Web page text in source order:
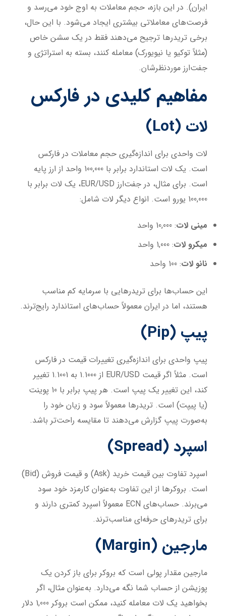
ایران). در این بازه، حجم معاملات به اوج خود می‌رسد و
فرصت‌های معاملاتی بیشتری ایجاد می‌شود. با این حال،
برخی تریدرها ترجیح می‌دهند فقط در یک سشن خاص
(مثلاً توکیو یا نیویورک) معامله کنند، بسته به استراتژی و
جفت‌ارز موردنظرشان.
مفاهیم کلیدی در فارکس
لات (Lot)
لات واحدی برای اندازه‌گیری حجم معاملات در فارکس
است. یک لات استاندارد برابر با 100,000 واحد از ارز پایه
است. برای مثال، در جفت‌ارز EUR/USD، یک لات برابر با
100,000 یورو است. انواع دیگر لات شامل:
مینی لات: 10,000 واحد
میکرو لات: 1,000 واحد
نانو لات: 100 واحد
این حساب‌ها برای تریدرهایی با سرمایه کم مناسب
هستند، اما در ایران معمولاً حساب‌های استاندارد رایج‌ترند.
پیپ (Pip)
پیپ واحدی برای اندازه‌گیری تغییرات قیمت در فارکس
است. مثلاً اگر قیمت EUR/USD از 1.1000 به 1.1001 تغییر
کند، این تغییر یک پیپ است. هر پیپ برابر با 10 پوینت
(یا پیپت) است. تریدرها معمولاً سود و زیان خود را
به‌صورت پیپ گزارش می‌دهند تا مقایسه راحت‌تر باشد.
اسپرد (Spread)
اسپرد تفاوت بین قیمت خرید (Ask) و قیمت فروش (Bid)
است. بروکرها از این تفاوت به‌عنوان کارمزد خود سود
می‌برند. حساب‌های ECN معمولاً اسپرد کمتری دارند و
برای تریدرهای حرفه‌ای مناسب‌ترند.
مارجین (Margin)
مارجین مقدار پولی است که بروکر برای باز کردن یک
پوزیشن از حساب شما نگه می‌دارد. به‌عنوان مثال، اگر
بخواهید یک لات معامله کنید، ممکن است بروکر 1,000 دلار